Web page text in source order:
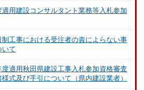
用建設コンサルタント業務等入札参加
工事における受注者の責によらない事
いて
適用秋田県建設工事入札参加資格審査
式及び手引について（県内建設業者）